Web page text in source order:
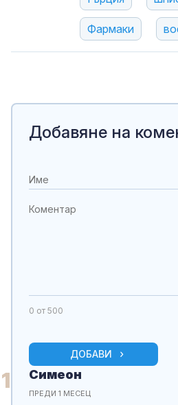
Фармаки
Добавяне на
0 от 500
ДОБАВИ
1 Симеон
ПРЕДИ 1 МЕСЕЦ